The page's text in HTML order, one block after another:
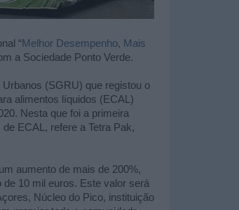
“Melhor Desempenho, Mais
a Sociedade Ponto Verde.
(SGRU) que registou o
alimentos líquidos (ECAL)
Nesta que foi a primeira
ECAL, refere a Tetra Pak,
aumento de mais de 200%,
10 mil euros. Este valor será
Núcleo do Pico, instituição